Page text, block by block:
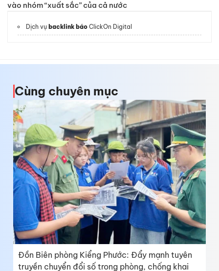
vào nhóm “xuất sắc” của cả nước
Dịch vụ backlink báo ClickOn Digital
Cùng chuyên mục
Đồn Biên phòng Kiểng Phước: Đẩy mạnh tuyên
truyền chuyển đổi số trong phòng, chống khai